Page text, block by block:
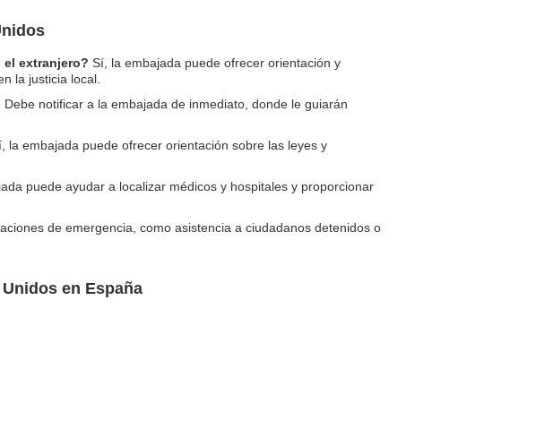
el extranjero? Sí, la embajada puede ofrecer orientación y
la justicia local.
Debe notificar a la embajada de inmediato, donde le guiarán
la embajada puede ofrecer orientación sobre las leyes y
puede ayudar a localizar médicos y hospitales y proporcionar
de emergencia, como asistencia a ciudadanos detenidos o
en España